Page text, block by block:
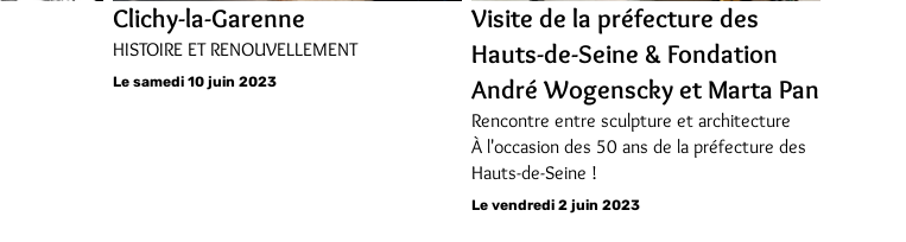
Clichy-la-Garenne
HISTOIRE ET RENOUVELLEMENT
Le samedi 10 juin 2023
Visite de la préfecture des
Hauts-de-Seine & Fondation
André Wogenscky et Marta Pan
Rencontre entre sculpture et architecture
À l'occasion des 50 ans de la préfecture des
Hauts-de-Seine !
Le vendredi 2 juin 2023